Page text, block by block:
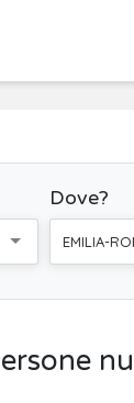
Dove?
EMILIA-